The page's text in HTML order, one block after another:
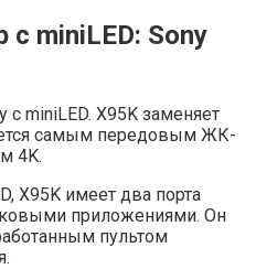
miniLED: Sony
miniLED. X95K заменяет
самым передовым ЖК-
4K.
X95K имеет два порта
приложениями. Он
пультом